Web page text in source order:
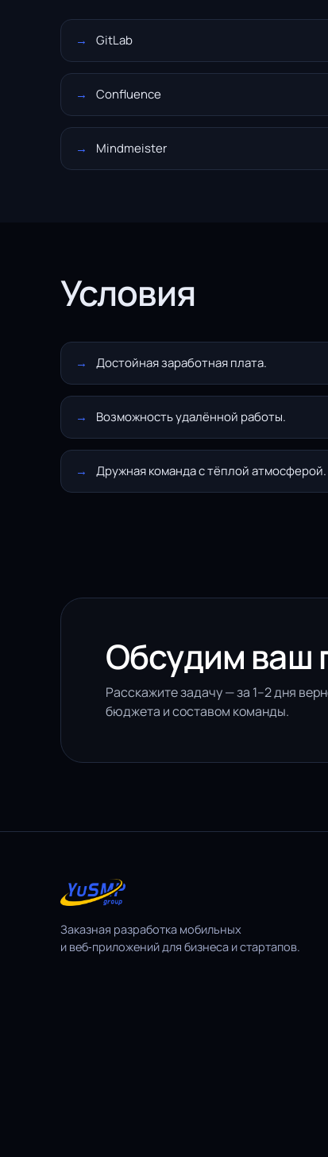
GitLab
Confluence
Mindmeister
Условия
Достойная заработная плата.
Возможность удалённой работы.
Дружная команда с тёплой атмосферой.
Обсудим ваш
Расскажите задачу — за 1–2 дня
бюджета и составом команды.
Заказная разработка мобильных
и веб‑приложений для бизнеса и стартапов.